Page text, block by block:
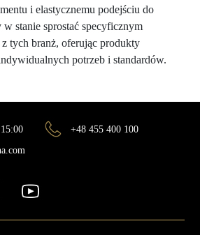
i elastycznemu podejściu do
w stanie sprostać specyficznym
tych branż, oferując produkty
potrzeb i standardów.
+48 455 400 100